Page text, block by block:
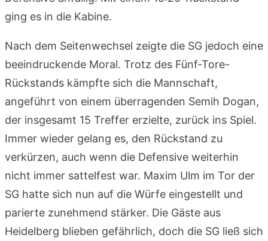
ging es in die Kabine.
Nach dem Seitenwechsel zeigte die SG jedoch eine
beeindruckende Moral. Trotz des Fünf-Tore-
Rückstands kämpfte sich die Mannschaft,
angeführt von einem überragenden Semih Dogan,
der insgesamt 15 Treffer erzielte, zurück ins Spiel.
Immer wieder gelang es, den Rückstand zu
verkürzen, auch wenn die Defensive weiterhin
nicht immer sattelfest war. Maxim Ulm im Tor der
SG hatte sich nun auf die Würfe eingestellt und
parierte zunehmend stärker. Die Gäste aus
Heidelberg blieben gefährlich, doch die SG ließ sich